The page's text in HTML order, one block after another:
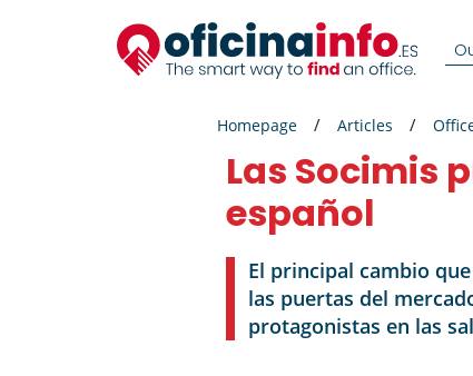
Homepage Articles
Las Socimis
español
El principal cambio
las puertas del
protagonistas en las